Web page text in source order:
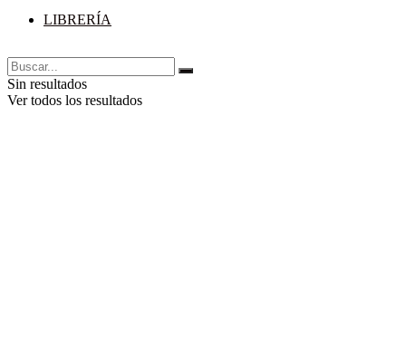
LIBRERÍA
Sin resultados
Ver todos los resultados